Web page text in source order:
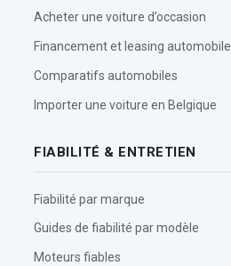
Acheter une voiture d’occasion
Financement et leasing automobile
Comparatifs automobiles
Importer une voiture en Belgique
FIABILITÉ & ENTRETIEN
Fiabilité par marque
Guides de fiabilité par modèle
Moteurs fiables